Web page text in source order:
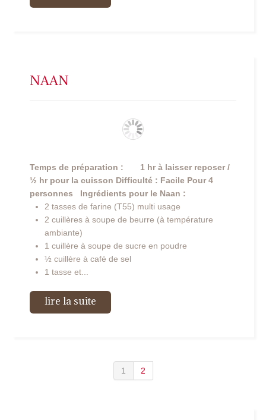
NAAN
Temps de préparation : 1 hr à laisser reposer /
½ hr pour la cuisson Difficulté : Facile Pour 4
personnes
Ingrédients pour le Naan :
2 tasses de farine (T55) multi usage
2 cuillères à soupe de beurre (à température
ambiante)
1 cuillère à soupe de sucre en poudre
½ cuillère à café de sel
1 tasse et...
lire la suite
1 2